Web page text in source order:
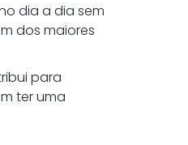
dia a dia sem
dos maiores
para
ter uma